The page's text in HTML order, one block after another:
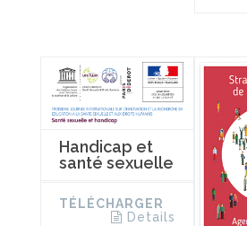
Handicap et
santé sexuelle
TÉLÉCHARGER
Details